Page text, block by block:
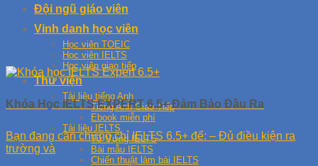
Đội ngũ giáo viên
Vinh danh học viên
Học viên TOEIC
Học viên IELTS
Học viên giao tiếp
Thư viện
Tài liệu tiếng Anh
Tiếng Anh Giao Tiếp
Ebook miễn phí
Tài liệu IELTS
Từ Vựng IELTS
Bài mẫu IELTS
Chiến thuật làm bài IELTS
Khóa Học IELTS EXPERT 6.5+ Đảm Bảo Đầu Ra
Bạn đang cần chứng chỉ IELTS 6.5+ để: – Đủ điều kiện ra
trường và